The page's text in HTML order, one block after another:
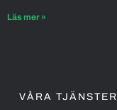
Läs mer »
VÅRA TJÄNSTER